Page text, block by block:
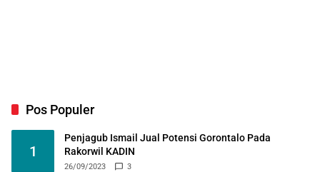
Pos Populer
1
Penjagub Ismail Jual Potensi Gorontalo Pada
Rakorwil KADIN
26/09/2023 3